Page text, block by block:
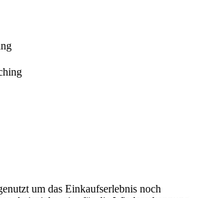
um das Einkaufserlebnis noch